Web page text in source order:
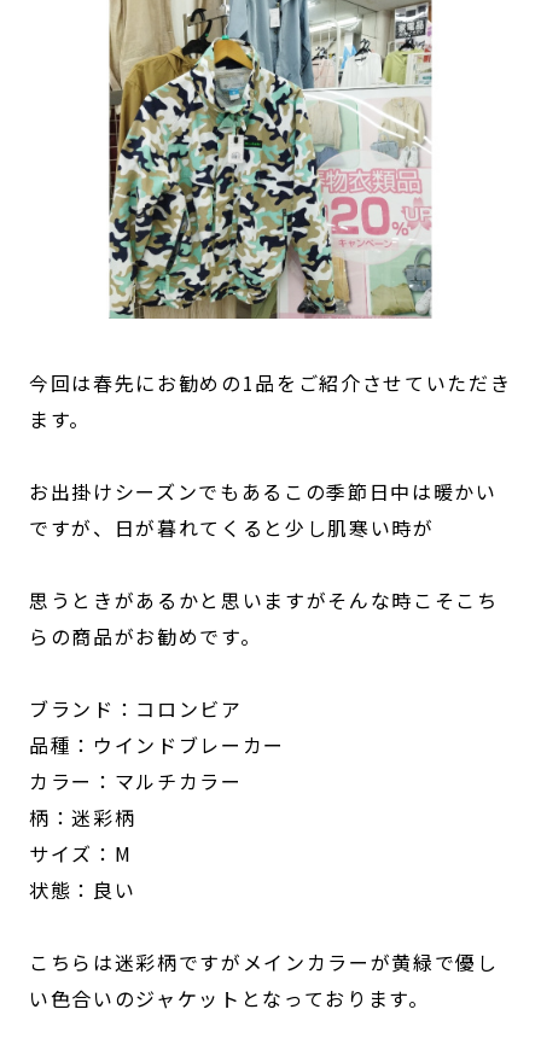
今回は春先にお勧めの1品をご紹介させていただき
ます。
お出掛けシーズンでもあるこの季節日中は暖かい
ですが、日が暮れてくると少し肌寒い時が
思うときがあるかと思いますがそんな時こそこち
らの商品がお勧めです。
ブランド：コロンビア
品種：ウインドブレーカー
カラー：マルチカラー
柄：迷彩柄
サイズ：M
状態：良い
こちらは迷彩柄ですがメインカラーが黄緑で優し
い色合いのジャケットとなっております。